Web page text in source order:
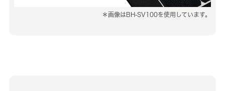
＊画像はBH-SV100を使用しています。